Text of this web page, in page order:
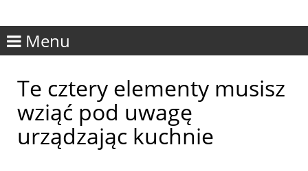
Menu
Te cztery elementy musisz
wziąć pod uwagę
urządzając kuchnie